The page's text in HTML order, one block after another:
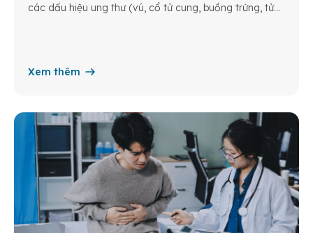
các dấu hiệu ung thư (vú, cổ tử cung, buồng trứng, tử
Xem thêm